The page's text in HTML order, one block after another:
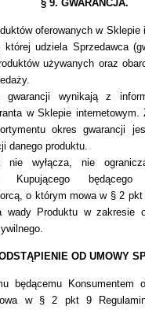
§ 9. GWARANCJA.
oferowanych w Sklepie
której udzielaSprzedawca
używanych oraz
gwarancji wynikają z
w Sklepie internetowym.
okres gwarancji
danego produktu.
nie wyłącza, nie
Kupującego
o którym mowa w § 2 pkt
wady Produktu w zakresie
OD UMOWY
będącemu Konsumentem
w § 2 pkt 9